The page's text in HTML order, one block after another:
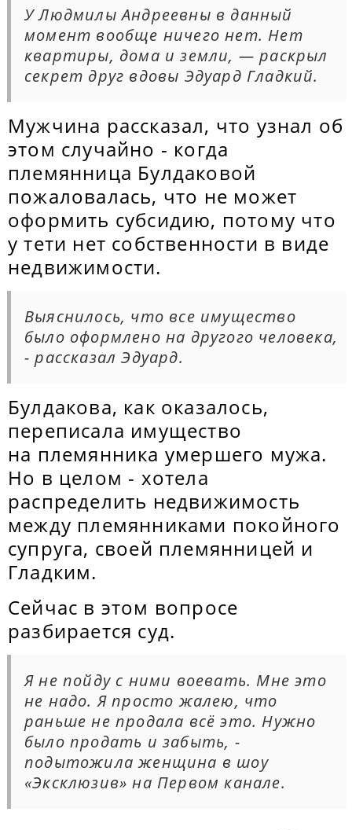
У Людмилы Андреевны в данный
момент вообще ничего нет. Нет
квартиры, дома и земли, — раскрыл
секрет друг вдовы Эдуард Гладкий.
Мужчина рассказал, что узнал об
этом случайно - когда
племянница Булдаковой
пожаловалась, что не может
оформить субсидию, потому что
у тети нет собственности в виде
недвижимости.
Выяснилось, что все имущество
было оформлено на другого человека,
- рассказал Эдуард.
Булдакова, как оказалось,
переписала имущество
на племянника умершего мужа.
Но в целом - хотела
распределить недвижимость
между племянниками покойного
супруга, своей племянницей и
Гладким.
Сейчас в этом вопросе
разбирается суд.
Я не пойду с ними воевать. Мне это
не надо. Я просто жалею, что
раньше не продала всё это. Нужно
было продать и забыть, -
подытожила женщина в шоу
«Эксклюзив» на Первом канале.